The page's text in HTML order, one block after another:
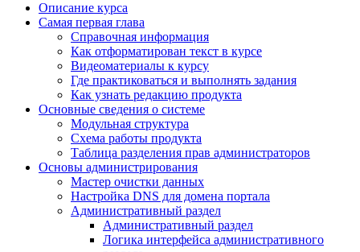
Описание курса
Самая первая глава
Справочная информация
Как отформатирован текст в курсе
Видеоматериалы к курсу
Где практиковаться и выполнять задания
Как узнать редакцию продукта
Основные сведения о системе
Модульная структура
Схема работы продукта
Таблица разделения прав администраторов
Основы администрирования
Мастер очистки данных
Настройка DNS для домена портала
Административный раздел
Административный раздел
Логика интерфейса административного